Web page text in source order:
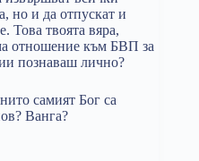
но и да отпускат и
Това твоята вяра,
отношение към БВП за
познаваш лично?
самият Бог са
Ванга?